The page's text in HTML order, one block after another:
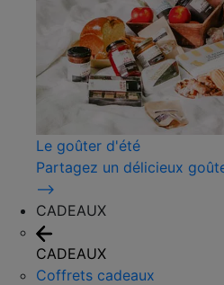
Le goûter d'été
Partagez un délicieux
⟶
CADEAUX
CADEAUX
Coffrets cadeaux